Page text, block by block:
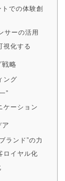
での体験創
サーの活用
視化する
略
ング
”
ケーション
ランド”の力
ロイヤル化